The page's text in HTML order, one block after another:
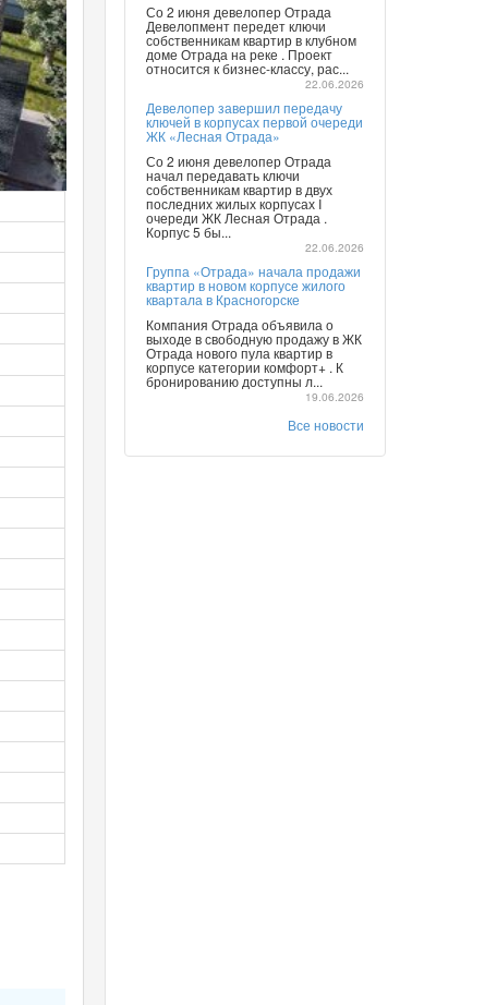
Со 2 июня девелопер Отрада
Девелопмент передет ключи
собственникам квартир в клубном
доме Отрада на реке . Проект
относится к бизнес-классу, рас...
22.06.2026
Девелопер завершил передачу
ключей в корпусах первой очереди
ЖК «Лесная Отрада»
Со 2 июня девелопер Отрада
начал передавать ключи
собственникам квартир в двух
последних жилых корпусах I
очереди ЖК Лесная Отрада .
Корпус 5 бы...
22.06.2026
Группа «Отрада» начала продажи
квартир в новом корпусе жилого
квартала в Красногорске
Компания Отрада объявила о
выходе в свободную продажу в ЖК
Отрада нового пула квартир в
корпусе категории комфорт+ . К
бронированию доступны л...
19.06.2026
Все новости